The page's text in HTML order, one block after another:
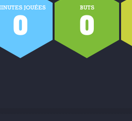
JOUÉES
0
BUTS
0